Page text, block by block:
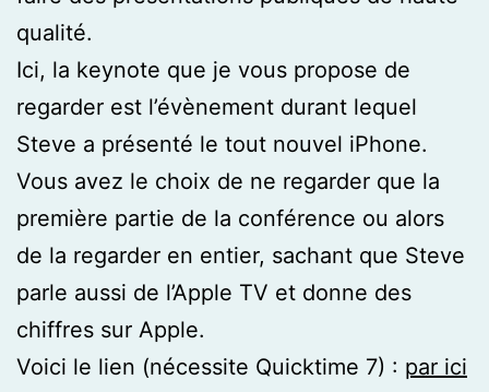
qualité.
Ici, la keynote que je vous propose de
regarder est l’évènement durant lequel
Steve a présenté le tout nouvel iPhone.
Vous avez le choix de ne regarder que la
première partie de la conférence ou alors
de la regarder en entier, sachant que Steve
parle aussi de l’Apple TV et donne des
chiffres sur Apple.
Voici le lien (nécessite Quicktime 7) : par ici